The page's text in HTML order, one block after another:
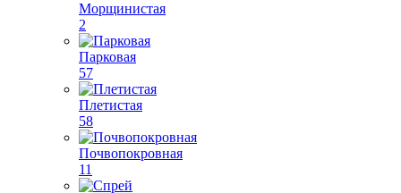
Морщинистая
2
Парковая
57
Плетистая
58
Почвопокровная
11